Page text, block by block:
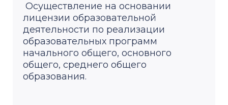
Осуществление на основании
лицензии образовательной
деятельности по реализации
образовательных программ
начального общего, основного
общего, среднего общего
образования.